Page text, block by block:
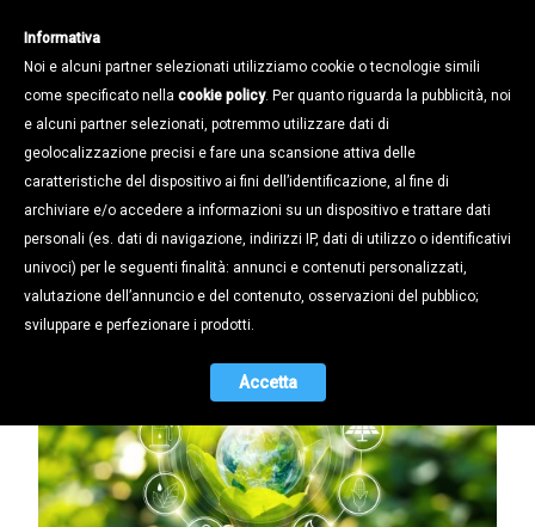
AMBICO CRESCE: ECCO AMBICO
GROUP
15.03.2015
Informativa
Noi e alcuni partner selezionati utilizziamo cookie o tecnologie simili
come specificato nella cookie policy. Per quanto riguarda la pubblicità, noi
e alcuni partner selezionati, potremmo utilizzare dati di
geolocalizzazione precisi e fare una scansione attiva delle
caratteristiche del dispositivo ai fini dell’identificazione, al fine di
archiviare e/o accedere a informazioni su un dispositivo e trattare dati
personali (es. dati di navigazione, indirizzi IP, dati di utilizzo o identificativi
univoci) per le seguenti finalità: annunci e contenuti personalizzati,
valutazione dell’annuncio e del contenuto, osservazioni del pubblico;
sviluppare e perfezionare i prodotti.
Accetta